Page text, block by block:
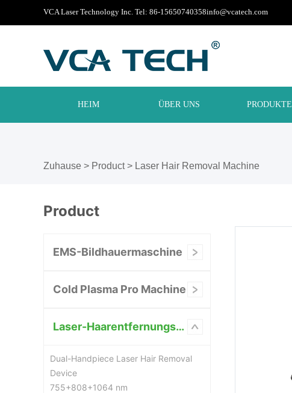
VCA Laser Technology Inc. Tel: 86-15650740358info@vcatech.com
HEIM ÜBER UNS PRODUKTE
Zuhause > Product> Laser Hair Removal Machine
Product
EMS-Bildhauermaschine
Cold Plasma Pro Machine
Laser-Haarentfernungsgerät
Dual-Handpiece Laser Hair Removal
Device
755+808+1064 nm